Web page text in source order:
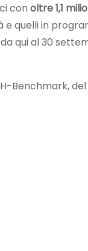
con oltre 1,1
e quelli in
qui al 30